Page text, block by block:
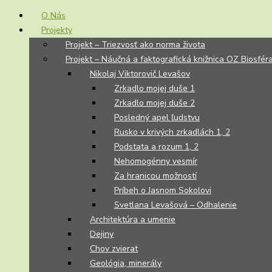
O Nás
Projekty
Projekt – Triezvosť ako norma života
Projekt – Náučná a faktografická knižnica OZ
Nikolaj Viktorovič Levašov
Zrkadlo mojej duše 1
Zrkadlo mojej duše 2
Posledný apel ľudstvu
Rusko v krivých zrkadlách 1, 2
Podstata a rozum 1, 2
Nehomogénny vesmír
Za hranicou možností
Príbeh o Jasnom Sokolovi
Svetlana Levašová – Odhalenie
Architektúra a umenie
Dejiny
Chov zvierat
Geológia, minerály